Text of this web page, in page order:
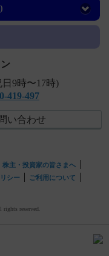
9時〜17時)
419-497
い合わせ
株主・投資家の皆さまへ
シー
ご利用について
reserved.